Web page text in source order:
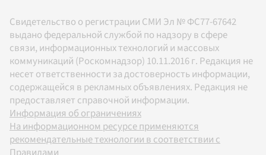
Свидетельство о регистрации СМИ Эл № ФС77-67642
выдано федеральной службой по надзору в сфере
связи, информационных технологий и массовых
коммуникаций (Роскомнадзор) 10.11.2016 г. Редакция не
несет ответственности за достоверность информации,
содержащейся в рекламных объявлениях. Редакция не
предоставляет справочной информации.
Информация об ограничениях
На информационном ресурсе применяются
рекомендательные технологии в соответствии с